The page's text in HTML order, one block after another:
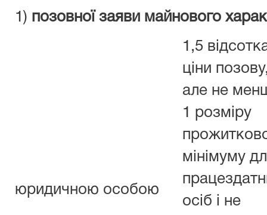
1) позовної заяви майнового
юридичною особою
1,5
ціни
але не
1 розміру
мінімуму
осіб і не